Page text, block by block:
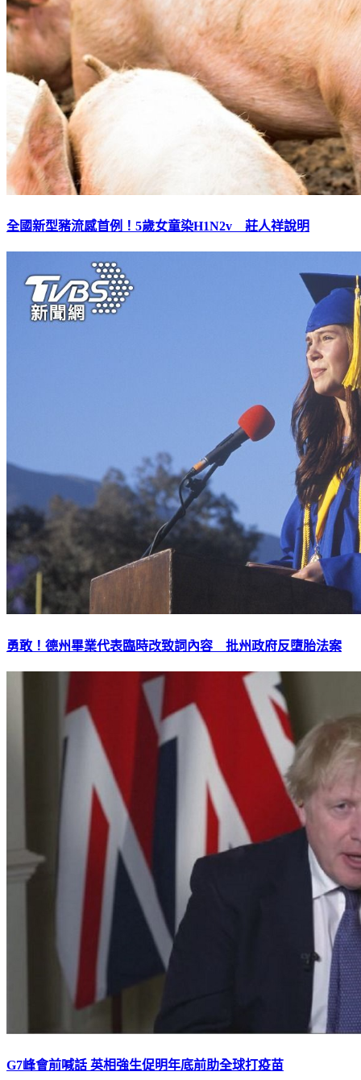
全國新型豬流感首例！5歲女童染H1N2v 莊人祥說明
勇敢！德州畢業代表臨時改致詞內容 批州政府反墮胎法案
G7峰會前喊話 英相強生促明年底前助全球打疫苗